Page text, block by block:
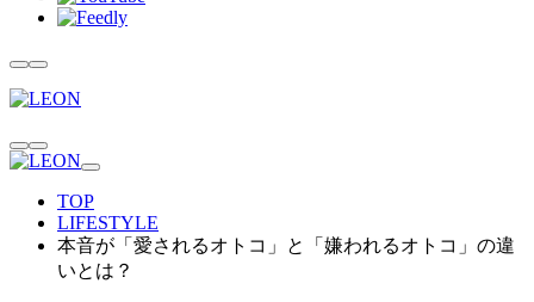
TOP
LIFESTYLE
本音が「愛されるオトコ」と「嫌われるオトコ」の違
いとは？